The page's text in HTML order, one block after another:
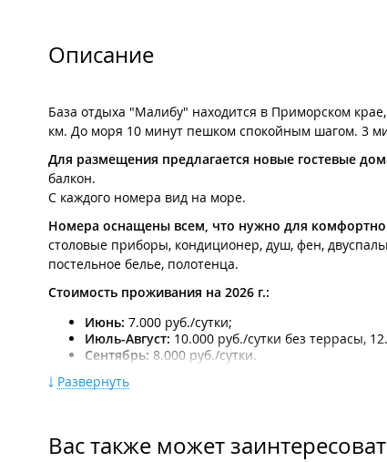
Описание
База отдыха "Малибу" находится в Приморском
км. До моря 10 минут пешком спокойным шагом. 3
Для размещения предлагается новые гостевые
балкон.
С каждого номера вид на море.
Номера оснащены всем, что нужно для
столовые приборы, кондиционер, душ, фен,
постельное белье, полотенца.
Стоимость проживания на 2026 г.:
Июнь: 7.000 руб./сутки;
Июль-Август: 10.000 руб./сутки без террасы,
Сентябрь: 8.000 руб./сутки.
Бронирование от 2-х суток в период с 1 июня по 15
На территории:
Развернуть
Вас также может